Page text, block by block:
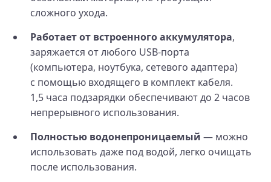
сложного ухода.
Работает от встроенного аккумулятора,
заряжается от любого USB-порта
(компьютера, ноутбука, сетевого адаптера)
с помощью входящего в комплект кабеля.
1,5 часа подзарядки обеспечивают до 2 часов
непрерывного использования.
Полностью водонепроницаемый — можно
использовать даже под водой, легко очищать
после использования.